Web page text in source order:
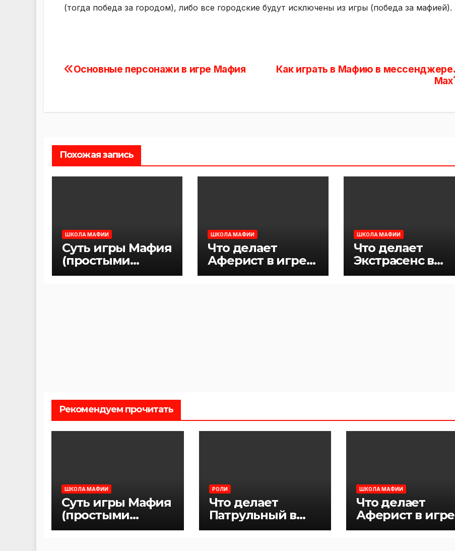
(тогда победа за городом), либо все городские будут исключены из игры (победа за мафией).
Навигация
записям
Как играть в Мафию в мессенджере
Max
Основные персонажи в игре Мафия
Похожая запись
ШКОЛА МАФИИ
Суть игры Мафия
(простыми
словами)
ШКОЛА МАФИИ
Что делает
Аферист в игре
Мафия
ШКОЛА МАФИИ
Что делает
Экстрасенс в
игре Мафия
Рекомендуем прочитать
ШКОЛА МАФИИ
Суть игры Мафия
(простыми
словами)
РОЛИ
Что делает
Патрульный в
игре Мафия
ШКОЛА МАФИИ
Что делает
Аферист в игре
Мафия